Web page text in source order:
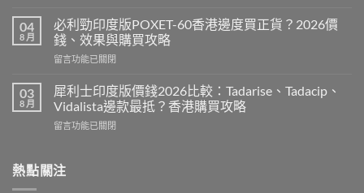
Levitra
邊
度
買
貨？
2026
錢、
與
利
吉
Super
P-
藍
P
港
買
04
8 月
必利勁印度版POXET-60香港邊度買正貨？2026價
錢、效果與購買攻略
在
利
勁
印
度
60
留言功能已關閉
03
8 月
犀利士印度版價錢2026比較：Tadarise、Tadacip、
Vidalista邊款最抵？香港購買攻略
在
士
印
留言功能已關閉
熱點關注